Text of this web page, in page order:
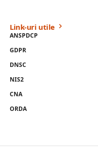
Link-uri utile
ANSPDCP
GDPR
DNSC
NIS2
CNA
ORDA